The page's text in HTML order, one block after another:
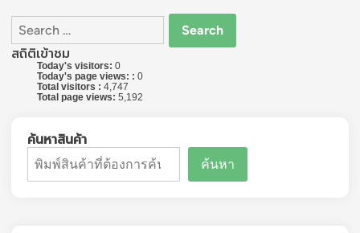
Search
for:
สถิติเข้าชม
Today's visitors: 0
Today's page views: : 0
Total visitors : 4,747
Total page views: 5,192
ค้นหาสินค้า
ค้นหา